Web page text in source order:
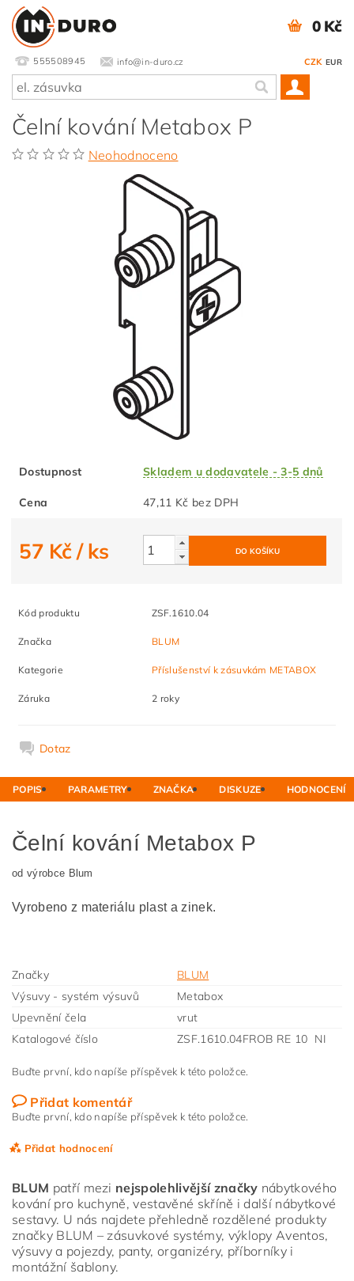
555508945 info@in-duro.cz CZK EUR
0 Kč
Čelní kování Metabox P
Neohodnoceno
Dostupnost Skladem u dodavatele - 3-5 dnů
Cena 47,11 Kč bez DPH
57 Kč/ ks
Kód produktu ZSF.1610.04
Značka BLUM
Kategorie Příslušenství k zásuvkám METABOX
Záruka 2 roky
Dotaz
POPIS PARAMETRY ZNAČKA DISKUZE HODNOCENÍ
Čelní kování Metabox P
od výrobce Blum
Vyrobeno z materiálu plast a zinek.
Značky
BLUM
Výsuvy - systém výsuvů
Metabox
Upevnění čela
vrut
Katalogové číslo
ZSF.1610.04FROB RE 10 NI
Buďte první, kdo napíše příspěvek k této položce.
Přidat komentář
Buďte první, kdo napíše příspěvek k této položce.
Přidat hodnocení
BLUM patří mezi nejspolehlivější značky nábytkového
kování pro kuchyně, vestavěné skříně i další nábytkové
sestavy. U nás najdete přehledně rozdělené produkty
značky BLUM – zásuvkové systémy, výklopy Aventos,
výsuvy a pojezdy, panty, organizéry, příborníky i
montážní šablony.